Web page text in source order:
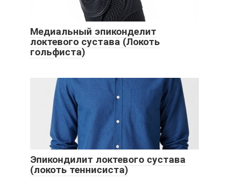
Медиальный эпиконделит
локтевого сустава (Локоть
гольфиста)
Эпикондилит локтевого сустава
(локоть теннисиста)